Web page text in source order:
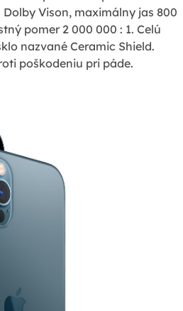
Vison, maximálny jas 800
pomer 2 000 000 : 1. Celú
nazvané Ceramic Shield.
poškodeniu pri páde.